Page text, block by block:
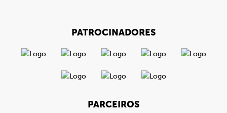
PATROCINADORES
PARCEIROS